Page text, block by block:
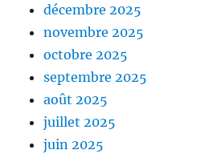
décembre 2025
novembre 2025
octobre 2025
septembre 2025
août 2025
juillet 2025
juin 2025